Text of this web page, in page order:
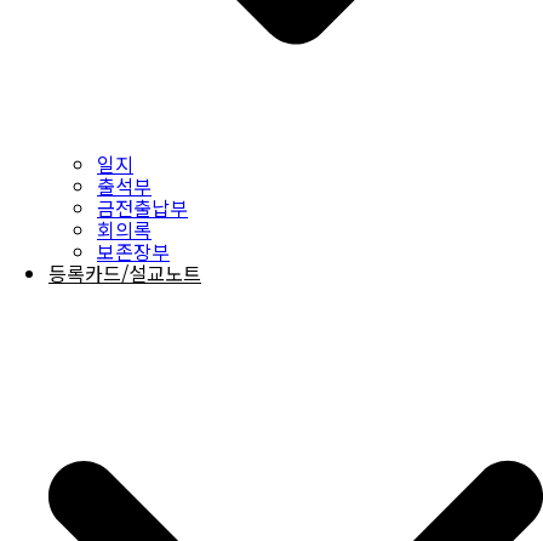
일지
출석부
금전출납부
회의록
보존장부
등록카드/설교노트